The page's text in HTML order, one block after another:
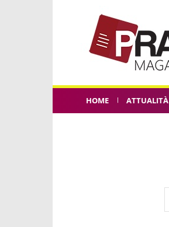
HOME ATTUALITÀ